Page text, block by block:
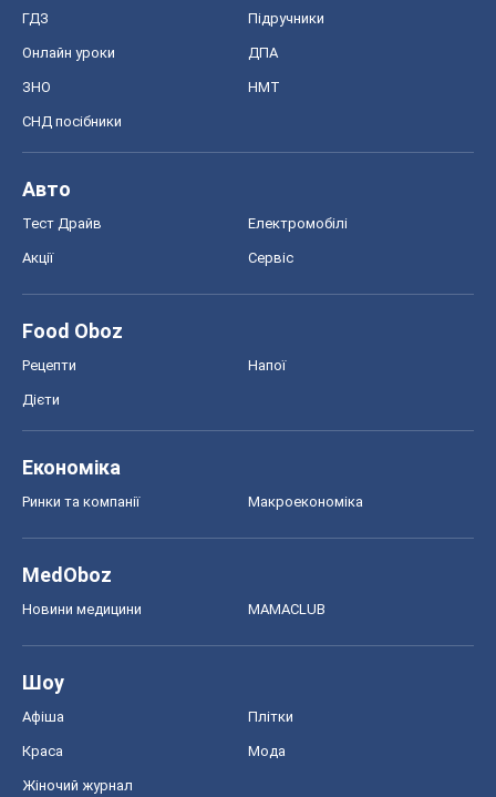
ГДЗ Підручники
Онлайн уроки ДПА
ЗНО НМТ
СНД посібники
Авто
Тест Драйв Електромобілі
Акції Сервіс
Food Oboz
Рецепти Напої
Дієти
Економіка
Ринки та компанії Макроекономіка
MedOboz
Новини медицини MAMACLUB
Шоу
Афіша Плітки
Краса Мода
Жіночий журнал